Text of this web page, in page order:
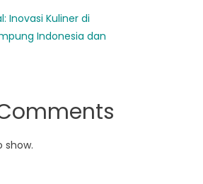
Inovasi Kuliner di
Indonesia dan
show.